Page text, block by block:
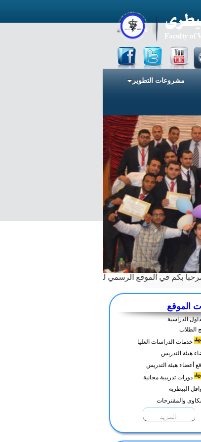
مشروعات التطوير
المعرفة
بكم في الموقع الرسمي لكلية الطب البيطري>
الموقع
الدراسية
الطلاب
خدمات الدراسات العليا
هيئة التدريس
أعضاء هيئة التدريس
دورات تدريبية مجانية
البيطرية
والمقترحات
المزيد